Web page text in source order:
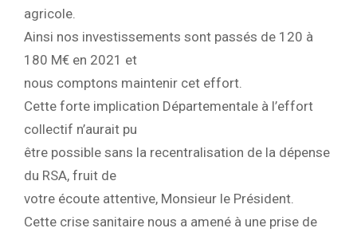
agricole.
Ainsi nos investissements sont passés de 120 à
180 M€ en 2021 et
nous comptons maintenir cet effort.
Cette forte implication Départementale à l’effort
collectif n’aurait pu
être possible sans la recentralisation de la dépense
du RSA, fruit de
votre écoute attentive, Monsieur le Président.
Cette crise sanitaire nous a amené à une prise de